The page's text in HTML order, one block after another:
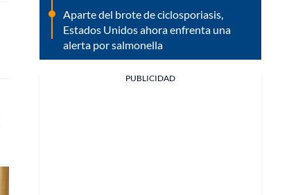
Aparte del brote de ciclosporiasis,
Estados Unidos ahora enfrenta una
alerta por salmonella
PUBLICIDAD